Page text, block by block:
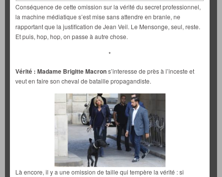
Conséquence de cette omission sur la vérité du secret professionnel,
la machine médiatique s’est mise sans attendre en branle, ne
rapportant que la justification de Jean Veil. Le Mensonge, seul, reste.
Et puis, hop, hop, on passe à autre chose.
*
Vérité : Madame Brigitte Macrons’interesse de près à l’inceste et
veut en faire son cheval de bataille propagandiste.
Là encore, il y a une omission de taille qui tempère la vérité : si